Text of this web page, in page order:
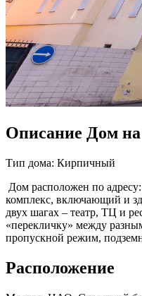
Описание Дом на
Тип дома: Кирпичный
Дом расположен по
комплекс, включающий и
двух шагах – театр, ТЦ и
«перекличку» между
пропускной режим,
Расположение